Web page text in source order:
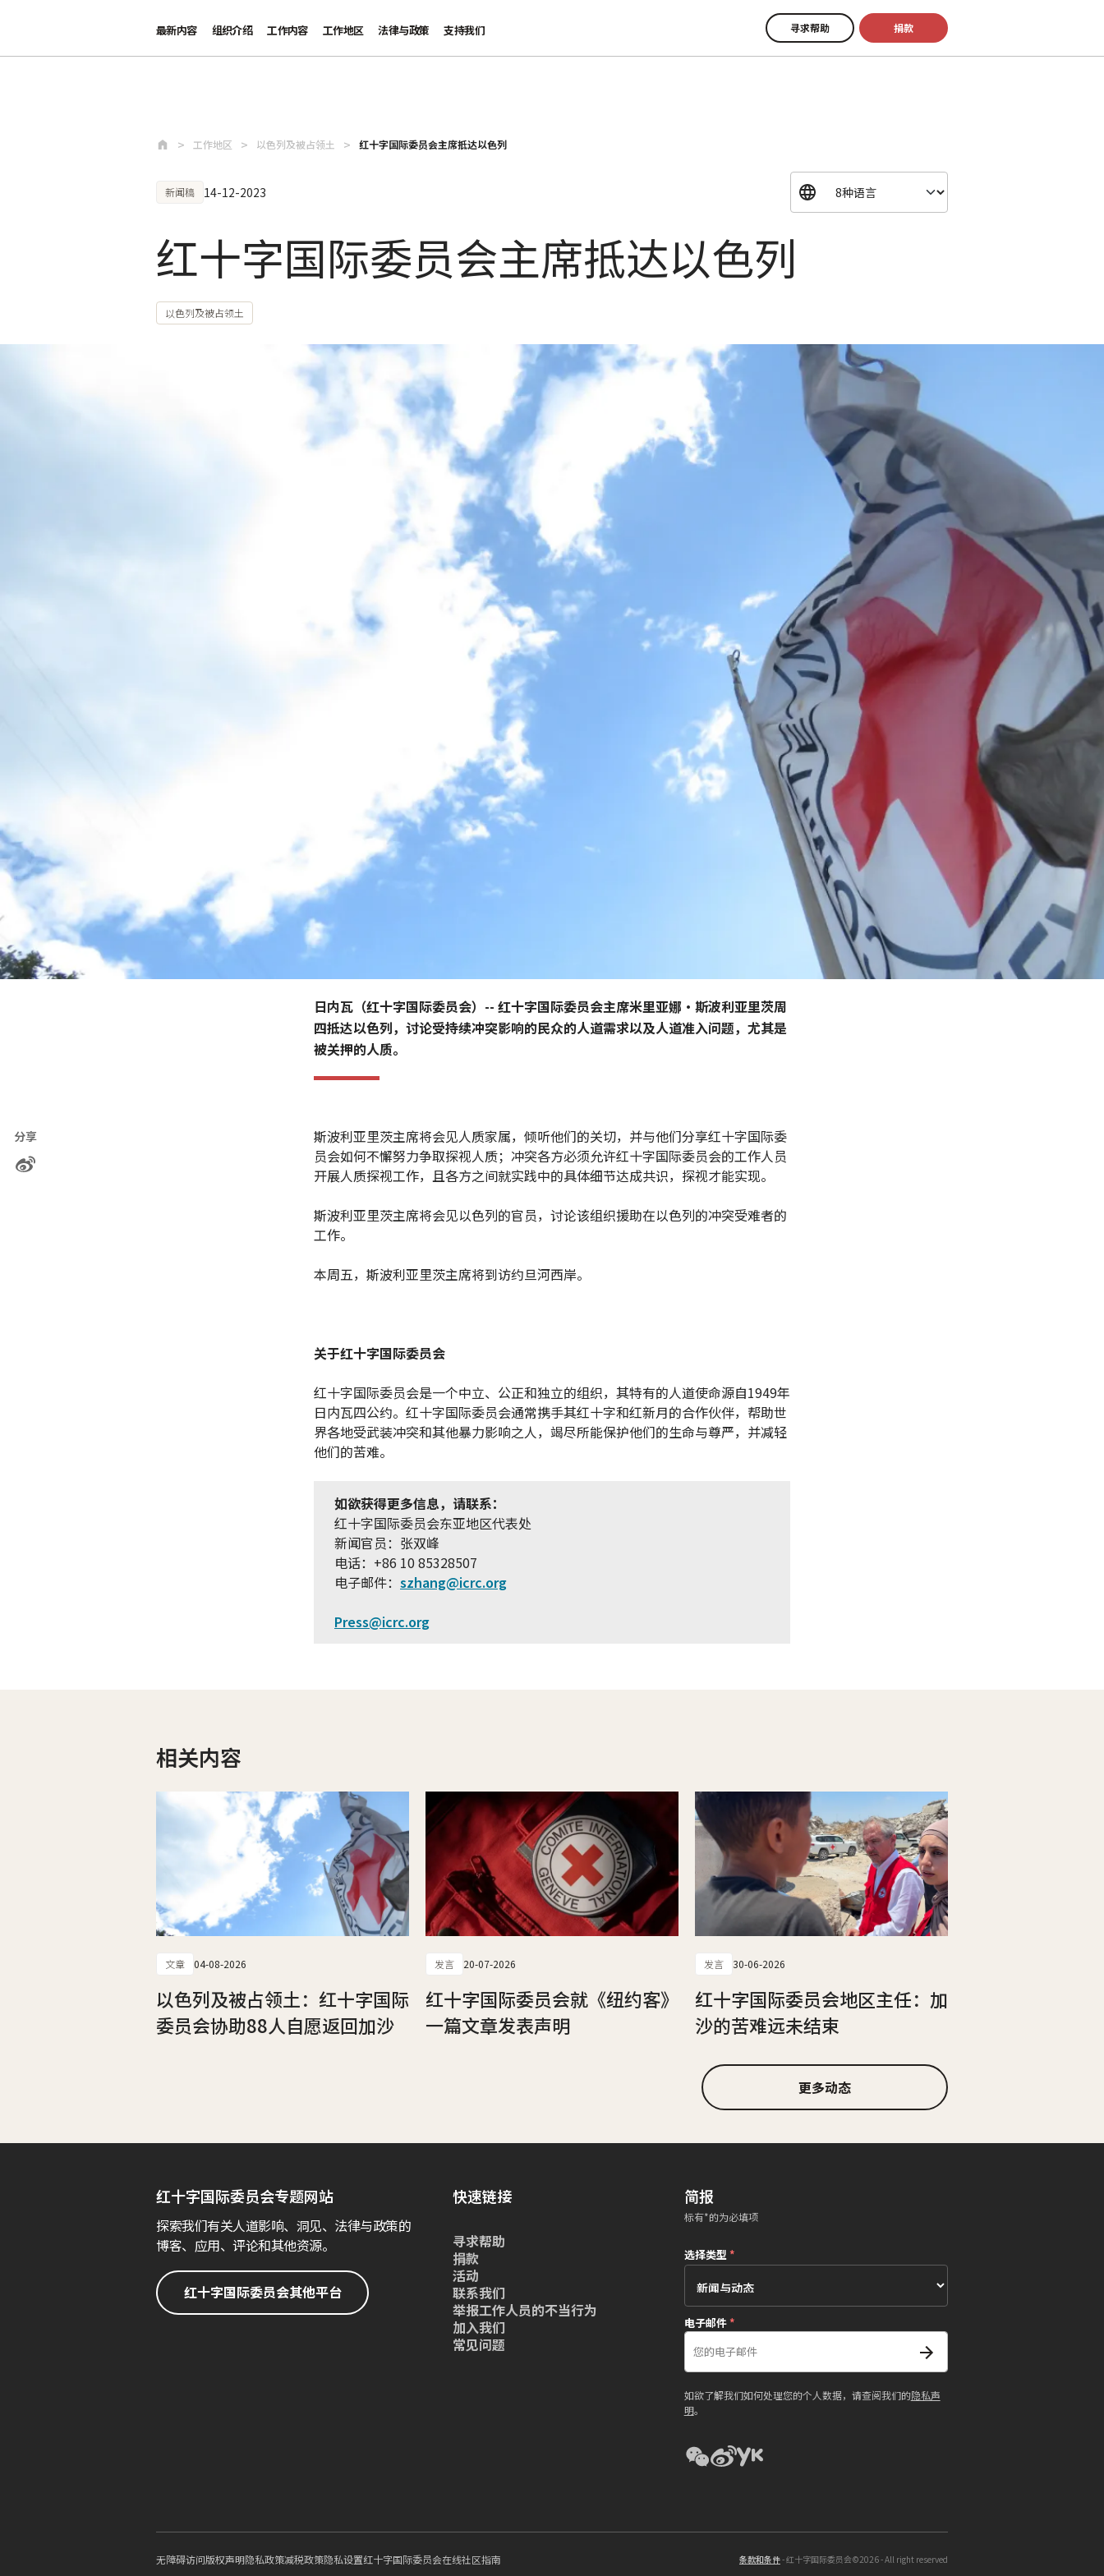
最新内容 组织介绍 工作内容 工作地区 法律与政策 支持我们 寻求帮助 捐款
工作地区 以色列及被占领土 红十字国际委员会主席抵达以色列
新闻稿 14-12-2023
红十字国际委员会主席抵达以色列
以色列及被占领土
日内瓦（红十字国际委员会）-- 红十字国际委员会主席米里亚娜·斯波利亚里茨周
四抵达以色列，讨论受持续冲突影响的民众的人道需求以及人道准入问题，尤其是
被关押的人质。
分享
斯波利亚里茨主席将会见人质家属，倾听他们的关切，并与他们分享红十字国际委
员会如何不懈努力争取探视人质；冲突各方必须允许红十字国际委员会的工作人员
开展人质探视工作，且各方之间就实践中的具体细节达成共识，探视才能实现。
斯波利亚里茨主席将会见以色列的官员，讨论该组织援助在以色列的冲突受难者的
工作。
本周五，斯波利亚里茨主席将到访约旦河西岸。
关于红十字国际委员会
红十字国际委员会是一个中立、公正和独立的组织，其特有的人道使命源自1949年
日内瓦四公约。红十字国际委员会通常携手其红十字和红新月的合作伙伴，帮助世
界各地受武装冲突和其他暴力影响之人，竭尽所能保护他们的生命与尊严，并减轻
他们的苦难。
如欲获得更多信息，请联系：
红十字国际委员会东亚地区代表处
新闻官员：张双峰
电话：+86 10 85328507
电子邮件： szhang@icrc.org
Press@icrc.org
相关内容
文章 04-08-2026
以色列及被占领土：红十字国际
委员会协助88人自愿返回加沙
发言 20-07-2026
红十字国际委员会就《纽约客》
一篇文章发表声明
发言 30-06-2026
红十字国际委员会地区主任：加
沙的苦难远未结束
更多动态
红十字国际委员会专题网站
探索我们有关人道影响、洞见、法律与政策的
博客、应用、评论和其他资源。
红十字国际委员会其他平台
快速链接
寻求帮助
捐款
活动
联系我们
举报工作人员的不当行为
加入我们
常见问题
简报
标有*的为必填项
选择类型*
电子邮件*
如欲了解我们如何处理您的个人数据，请查阅我们的隐私声
明。
无障碍访问版权声明隐私政策减税政策隐私设置红十字国际委员会在线社区指南 条款和条件- 红十字国际委员会©2026 - All right reserved